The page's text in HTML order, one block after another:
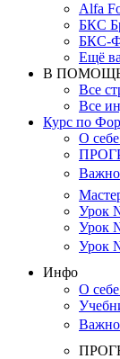
Alfa
БКС
БКС-
Ещё
В
Все
Все
Курс по
О
Важно
Урок
Урок
Урок
Инфо
О
Важно